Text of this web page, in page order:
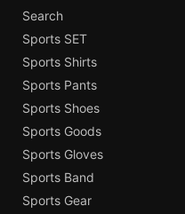
Search
Sports SET
Sports Shirts
Sports Pants
Sports Shoes
Sports Goods
Sports Gloves
Sports Band
Sports Gear